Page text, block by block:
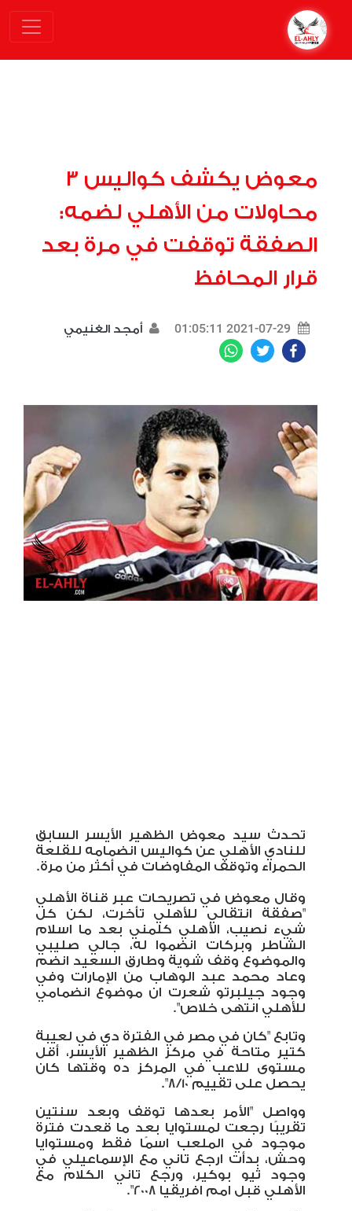
معوض يكشف كواليس 3
محاولات من الأهلي لضمه:
الصفقة توقفت في مرة بعد
قرار المحافظ
2021-07-29 01:05:11 أمجد الغنيمي
Facebook
Twitter
تحدث سيد معوض الظهير الأيسر السابق
للنادي الأهلي عن كواليس انضمامه للقلعة
الحمراء وتوقف المفاوضات في أكثر من مرة.
وقال معوض في تصريحات عبر قناة الأهلي
"صفقة انتقالي للأهلي تأخرت، لكن كل
شيء نصيب، الأهلي كلمني بعد ما اسلام
الشاطر وبركات انضموا له، جالي صليبي
والموضوع وقف شوية وطارق السعيد انضم
وعاد محمد عبد الوهاب من الإمارات وفي
وجود جيلبرتو شعرت ان موضوع انضمامي
للأهلي انتهى خلاص".
وتابع "كان في مصر في الفترة دي في لعيبة
كتير متاحة في مركز الظهير الأيسر، أقل
مستوى للاعب في المركز ده وقتها كان
يحصل على تقييم 8/10".
وواصل "الأمر بعدها توقف وبعد سنتين
تقريبًا رجعت لمستوايا بعد ما قعدت فترة
موجود في الملعب اسمًا فقط ومستوايا
وحش، بدأت ارجع تاني مع الإسماعيلي في
وجود ثيو بوكير، ورجع تاني الكلام مع
الأهلي قبل امم افريقيا 2008".